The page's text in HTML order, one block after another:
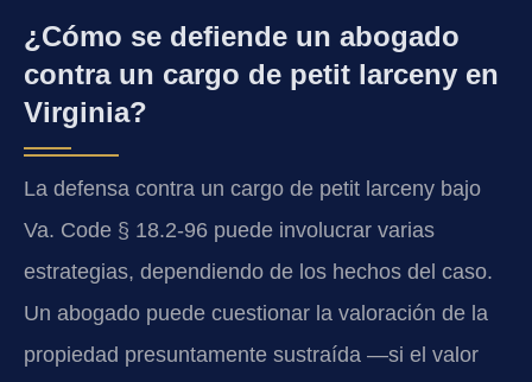
¿Cómo se defiende un abogado
contra un cargo de petit larceny en
Virginia?
La defensa contra un cargo de petit larceny bajo
Va. Code § 18.2-96 puede involucrar varias
estrategias, dependiendo de los hechos del caso.
Un abogado puede cuestionar la valoración de la
propiedad presuntamente sustraída —si el valor